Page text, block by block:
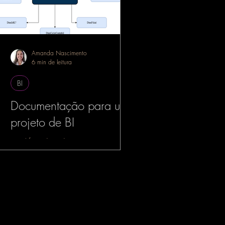
Documentação para um
projeto de BI
simplificando a documentação para
projetos de BI
BI
Amanda Nascimento
6 min de leitura